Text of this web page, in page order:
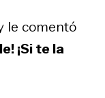
le comentó
¡Si te la